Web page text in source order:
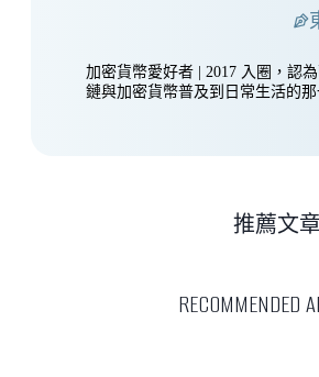
加密貨幣愛好者 | 2017 入圈，認
鏈與加密貨幣普及到日常生活的那
RECOMMENDED
推薦文章